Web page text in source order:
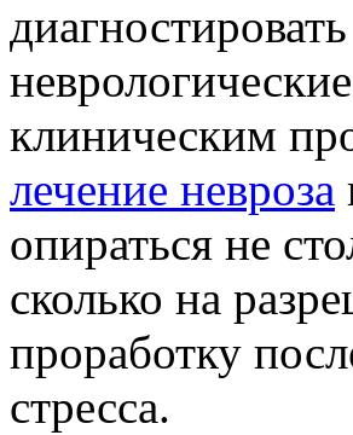
клиническим
лечение невроза
опираться не
сколько на
проработку
стресса.